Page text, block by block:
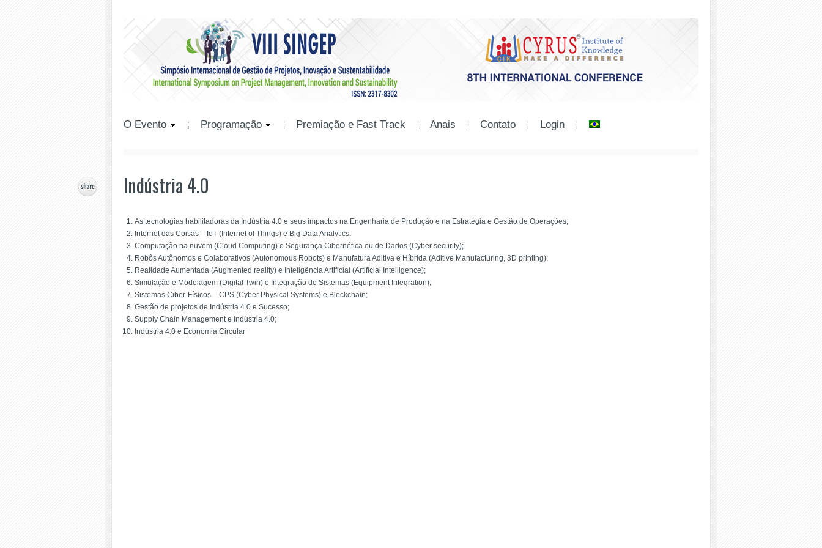
O Evento Programação Premiação e Fast Track Anais Contato Login
Indústria 4.0
As tecnologias habilitadoras da Indústria 4.0 e seus impactos na Engenharia de Produção e na Estratégia e Gestão de Operações;
Internet das Coisas – IoT (Internet of Things) e Big Data Analytics.
Computação na nuvem (Cloud Computing) e Segurança Cibernética ou de Dados (Cyber security);
Robôs Autônomos e Colaborativos (Autonomous Robots) e Manufatura Aditiva e Híbrida (Aditive Manufacturing, 3D printing);
Realidade Aumentada (Augmented reality) e Inteligência Artificial (Artificial Intelligence);
Simulação e Modelagem (Digital Twin) e Integração de Sistemas (Equipment Integration);
Sistemas Ciber-Físicos – CPS (Cyber Physical Systems) e Blockchain;
Gestão de projetos de Indústria 4.0 e Sucesso;
Supply Chain Management e Indústria 4.0;
Indústria 4.0 e Economia Circular